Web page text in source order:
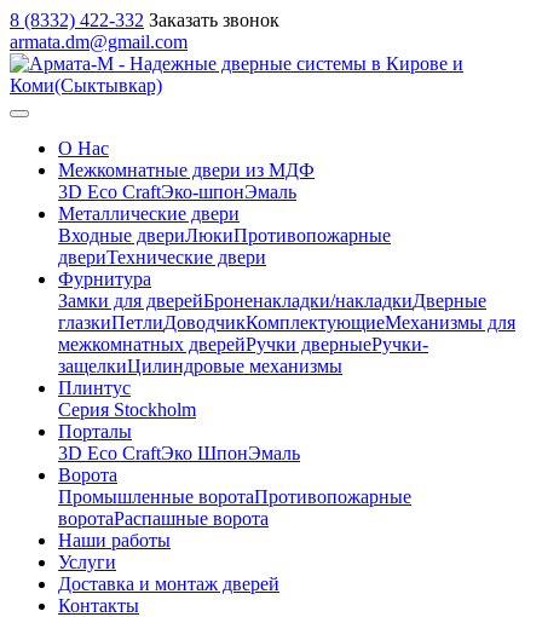
8 (8332) 422-332 Заказать звонок
armata.dm@gmail.com
О Нас
Межкомнатные двери из МДФ
3D Eco CraftЭко-шпонЭмаль
Металлические двери
Входные двериЛюкиПротивопожарные
двериТехнические двери
Фурнитура
Замки для дверейБроненакладки/накладкиДверные
глазкиПетлиДоводчикКомплектующиеМеханизмы для
межкомнатных дверейРучки дверныеРучки-
защелкиЦилиндровые механизмы
Плинтус
Серия Stockholm
Порталы
3D Eco CraftЭко ШпонЭмаль
Ворота
Промышленные воротаПротивопожарные
воротаРаспашные ворота
Наши работы
Услуги
Доставка и монтаж дверей
Контакты